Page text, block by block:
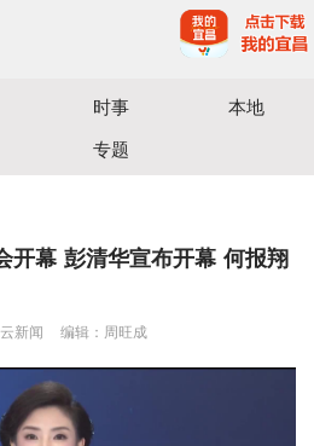
时事
本地
专题
开幕 彭清华宣布开幕 何报翔
新闻 编辑：周旺成